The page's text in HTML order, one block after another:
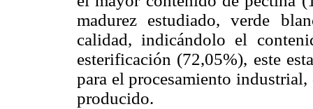
madurez estudiado, verde
calidad, indicándolo el
esterificación (72,05%), este
para el procesamiento
producido.